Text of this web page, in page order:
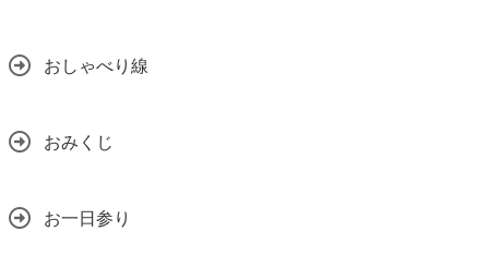
おしゃべり線
おみくじ
お一日参り